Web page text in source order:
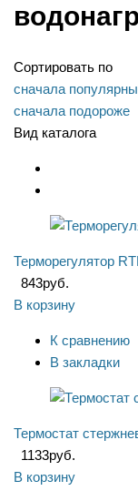
Сортировать по
сначала
сначала подороже
Вид каталога
Терморегулятор
843руб.
В корзину
К сравнению
В закладки
Термостат
1133руб.
В корзину